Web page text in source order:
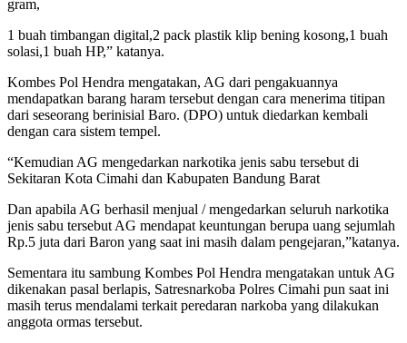
gram,
1 buah timbangan digital,2 pack plastik klip bening kosong,1 buah
solasi,1 buah HP,” katanya.
Kombes Pol Hendra mengatakan, AG dari pengakuannya
mendapatkan barang haram tersebut dengan cara menerima titipan
dari seseorang berinisial Baro. (DPO) untuk diedarkan kembali
dengan cara sistem tempel.
“Kemudian AG mengedarkan narkotika jenis sabu tersebut di
Sekitaran Kota Cimahi dan Kabupaten Bandung Barat
Dan apabila AG berhasil menjual / mengedarkan seluruh narkotika
jenis sabu tersebut AG mendapat keuntungan berupa uang sejumlah
Rp.5 juta dari Baron yang saat ini masih dalam pengejaran,”katanya.
Sementara itu sambung Kombes Pol Hendra mengatakan untuk AG
dikenakan pasal berlapis, Satresnarkoba Polres Cimahi pun saat ini
masih terus mendalami terkait peredaran narkoba yang dilakukan
anggota ormas tersebut.